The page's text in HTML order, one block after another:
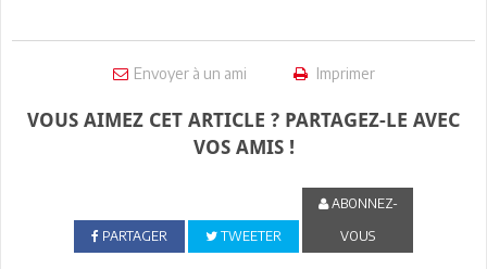
Envoyer à un ami Imprimer
VOUS AIMEZ CET ARTICLE ? PARTAGEZ-LE AVEC
VOS AMIS !
PARTAGER TWEETER
ABONNEZ-
VOUS